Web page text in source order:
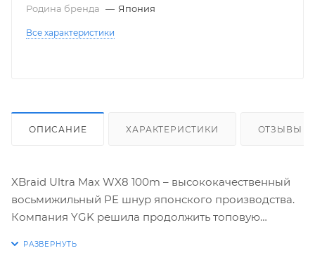
Родина бренда — Япония
Все характеристики
ОПИСАНИЕ ХАРАКТЕРИСТИКИ ОТЗЫВЫ
XBraid Ultra Max WX8 100m – высококачественный
восьмижильный PE шнур японского производства.
Компания YGK решила продолжить топовую